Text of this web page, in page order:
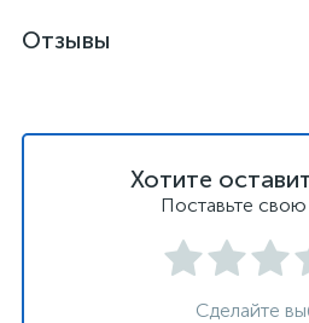
Отзывы
Хотите
Поставьте
Сделайте